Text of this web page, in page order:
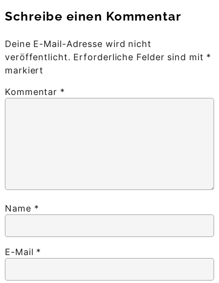
Schreibe einen Kommentar
Deine E-Mail-Adresse wird nicht
veröffentlicht. Erforderliche Felder sind mit *
markiert
Kommentar *
Name *
E-Mail *